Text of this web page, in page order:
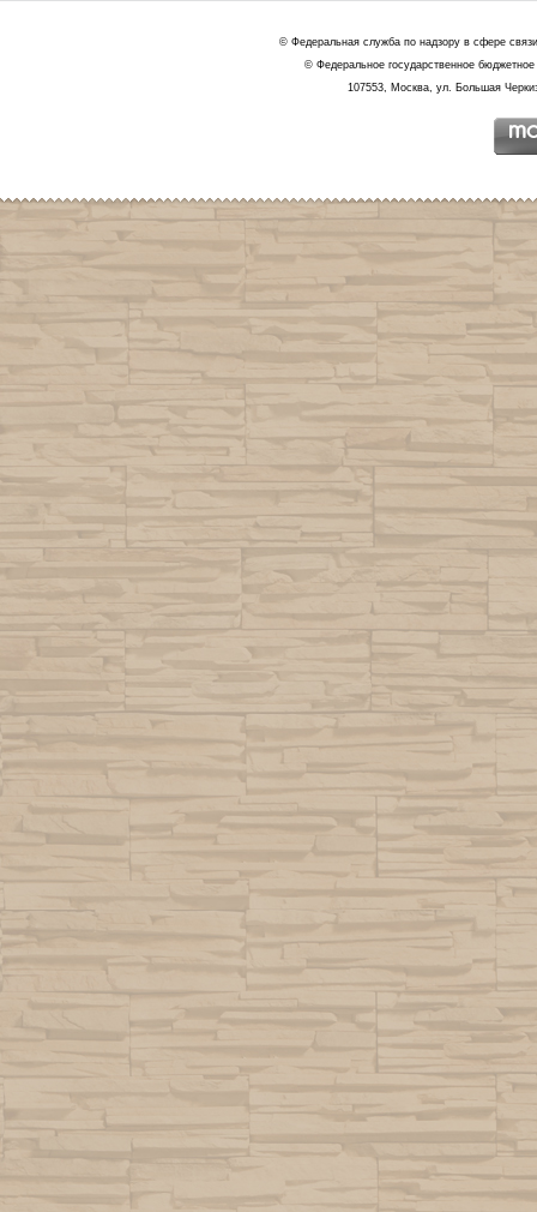
© Федеральная служба по надзору в сфере
© Федеральное государственное
107553, Москва, ул. Большая